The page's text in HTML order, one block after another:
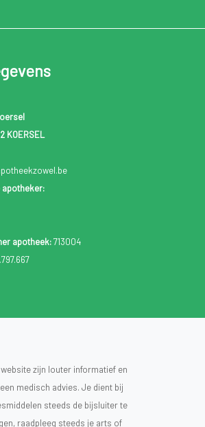
KOERSEL
apotheek:713004
zijn louter informatief en
medisch advies. Je dient bij
steeds de bijsluiter te
raadpleeg steeds je arts of